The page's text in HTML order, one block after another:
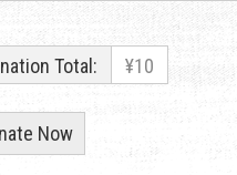
Total: ¥10